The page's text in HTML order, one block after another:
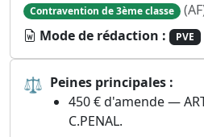
Contravention de 3ème classe
Mode de rédaction :
PVE
⚖ Peines principales :
450 € d'amende —
C.PENAL.